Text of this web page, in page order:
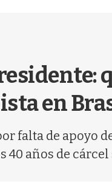
en
falta de apoyo
años de